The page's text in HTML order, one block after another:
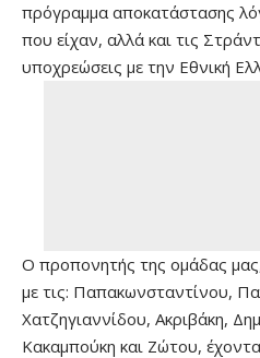
πρόγραμμα αποκατάστασης
που είχαν, αλλά και τις
υποχρεώσεις με την Εθνική
Ο προπονητής της ομάδας
με τις: Παπακωνσταντίνου,
Χατζηγιαννίδου, Ακριβάκη,
Κακαμπούκη και Ζώτου,